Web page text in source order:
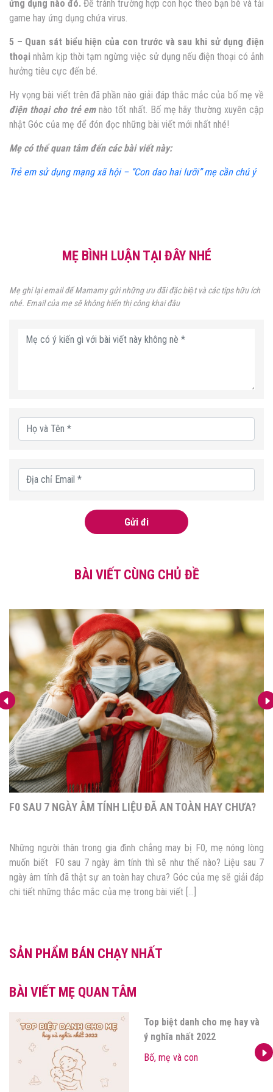
ứng dụng nào đó. Để tránh trường hợp con học theo bạn bè và tải
game hay ứng dụng chứa virus.
5 – Quan sát biểu hiện của con trước và sau khi sử dụng điện
thoại nhằm kịp thời tạm ngừng việc sử dụng nếu điện thoại có ảnh
hưởng tiêu cực đến bé.
Hy vọng bài viết trên đã phần nào giải đáp thắc mắc của bố mẹ về
điện thoại cho trẻ emnào tốt nhất. Bố mẹ hãy thường xuyên cập
nhật Góc của mẹ để đón đọc những bài viết mới nhất nhé!
Mẹ có thể quan tâm đến các bài viết này:
Trẻ em sử dụng mạng xã hội – “Con dao hai lưỡi” mẹ cần chú ý
MẸ BÌNH LUẬN TẠI ĐÂY NHÉ
Mẹ ghi lại email để Mamamy gửi những ưu đãi đặc biệt và các tips hữu ích
nhé. Email của mẹ sẽ không hiển thị công khai đâu
Gửi đi
BÀI VIẾT CÙNG CHỦ ĐỀ
CÁC THÔNG TIN ĐẦY ĐỦ TỪ A TỚI Z CHO F0 KHỎI BỆNH
F0 khỏi bệnh là người có kết quả xét nghiệm âm tính với virus
SARS-CoV-2 bằng phương pháp phát hiện vật liệu di truyền của
virus (PCR). Tuy nhiên, các vấn đề về hậu COVID-19 vẫn khiến bố
mẹ lo lắng, băn khoăn. Bài viết này sẽ là lời giải đáp chi tiết và
SẢN PHẨM BÁN CHẠY NHẤT
BÀI VIẾT MẸ QUAN TÂM
F0 khỏi bệnh được hỗ trợ gì?
Những quyền lợi có thể được
nhận khi là F0